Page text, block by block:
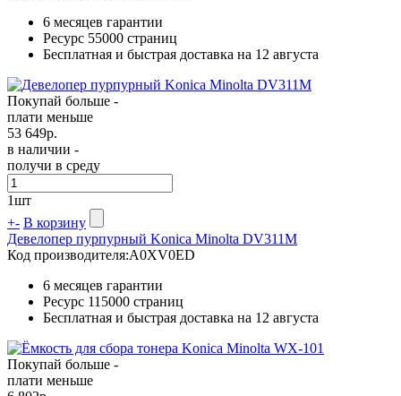
6 месяцев гарантии
Ресурс 55000 страниц
Бесплатная и быстрая доставка на 12 августа
Покупай больше -
плати меньше
53 649р.
в наличии -
получи в среду
1шт
+- В корзину
Девелопер пурпурный Konica Minolta DV311M
Код производителя:A0XV0ED
6 месяцев гарантии
Ресурс 115000 страниц
Бесплатная и быстрая доставка на 12 августа
Покупай больше -
плати меньше